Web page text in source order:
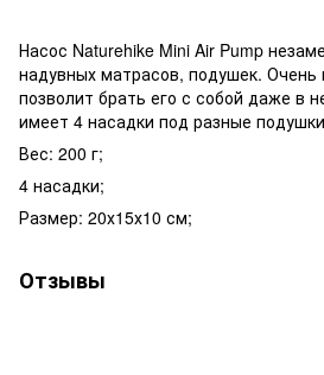
Насос Naturehike Mini Air Pump
надувных матрасов, подушек. Очень
позволит брать его с собой даже в
имеет 4 насадки под разные
Вес: 200 г;
4 насадки;
Размер: 20х15х10 см;
Отзывы